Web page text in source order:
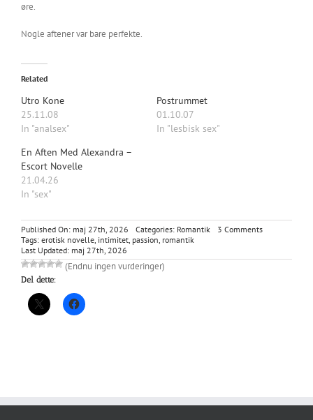
øre.
Nogle aftener var bare perfekte.
Related
Utro Kone
25.11.08
In "analsex"
Postrummet
01.10.07
In "lesbisk sex"
En Aften Med Alexandra –
Escort Novelle
21.04.26
In "sex"
Published On: maj 27th, 2026 Categories: Romantik 3 Commentson
ruden
Tags: erotisk novelle, intimitet, passion, romantik
Last Updated: maj 27th, 2026
(Endnu ingen vurderinger)
Del dette: